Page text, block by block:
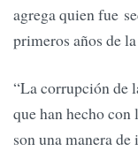
agrega quien fue
primeros años de
“La corrupción de
que han hecho
son una manera